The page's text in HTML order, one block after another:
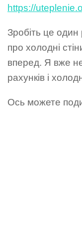
https://
Зробіть це
про холодні
вперед. Я вже
рахунків і
Ось можете